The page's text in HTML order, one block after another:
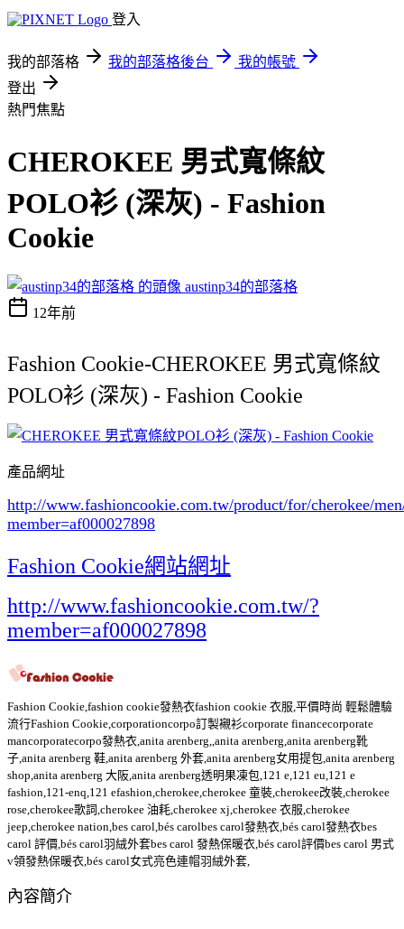
登入
我的部落格 我的部落格後台
我的帳號
登出
熱門焦點
CHEROKEE 男式寬條紋
POLO衫 (深灰) - Fashion
Cookie
austinp34的部落格
12年前
Fashion Cookie-CHEROKEE 男式寬條紋
POLO衫 (深灰) - Fashion Cookie
產品網址
http://www.fashioncookie.com.tw/product/for/cherokee/
member=af000027898
Fashion Cookie網站網址
http://www.fashioncookie.com.tw/?
member=af000027898
Fashion Cookie,fashion cookie發熱衣fashion cookie 衣服,平價時尚 輕鬆體驗
流行Fashion Cookie,corporationcorpo訂製襯衫corporate financecorporate
mancorporatecorpo發熱衣,anita arenberg,,anita arenberg,anita arenberg靴
子,anita arenberg 鞋,anita arenberg 外套,anita arenberg女用提包,anita arenberg
shop,anita arenberg 大阪,anita arenberg透明果凍包,121 e,121 eu,121 e
fashion,121-enq,121 efashion,cherokee,cherokee 童裝,cherokee改裝,cherokee
rose,cherokee歌詞,cherokee 油耗,cherokee xj,cherokee 衣服,cherokee
jeep,cherokee nation,bes carol,bés carolbes carol發熱衣,bés carol發熱衣bes
carol 評價,bés carol羽絨外套bes carol 發熱保暖衣,bés carol評價bes carol 男式
v領發熱保暖衣,bés carol女式亮色連帽羽絨外套,
內容簡介